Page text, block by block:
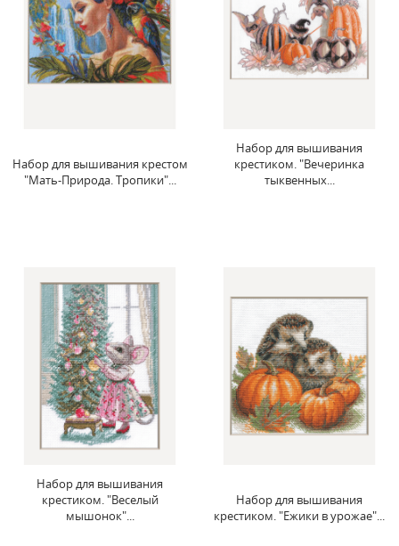
Набор для вышивания крестом
"Мать-Природа. Тропики"...
Набор для вышивания
крестиком. "Вечеринка
тыквенных...
Набор для вышивания
крестиком. "Веселый
мышонок"...
Набор для вышивания
крестиком. "Ежики в урожае"...